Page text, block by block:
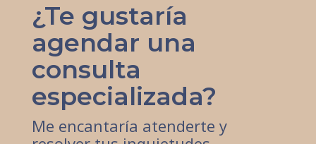
¿Te gustaría
agendar una
consulta
especializada?
Me encantaría atenderte y